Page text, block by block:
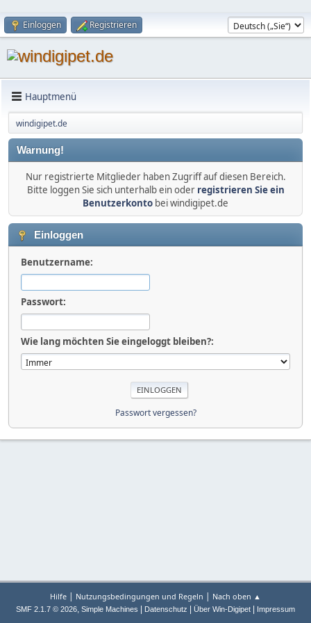
Einloggen Registrieren
Hauptmenü
windigipet.de
Warnung!
Nur registrierte Mitglieder haben Zugriff auf diesen Bereich.
Bitte loggen Sie sich unterhalb ein oder registrieren Sie ein
Benutzerkonto bei windigipet.de
Einloggen
Benutzername:
Passwort:
Wie lang möchten Sie eingeloggt bleiben?:
Passwort vergessen?
Hilfe | Nutzungsbedingungen und Regeln | Nach oben ▲
SMF 2.1.7 © 2026, Simple Machines Datenschutz Über Win-Digipet Impressum